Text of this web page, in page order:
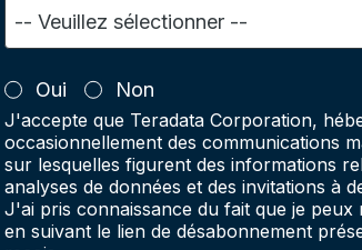
Oui Non
J'accepte que Teradata Corporation,
occasionnellement des communications
sur lesquelles figurent des informations
analyses de données et des invitations à
J'ai pris connaissance du fait que je
en suivant le lien de désabonnement